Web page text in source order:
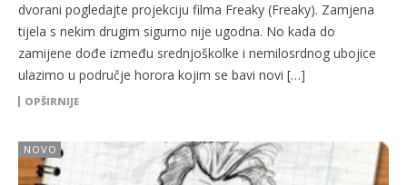
dvorani pogledajte projekciju filma Freaky (Freaky). Zamjena
tijela s nekim drugim sigurno nije ugodna. No kada do
zamijene dođe između srednjoškolke i nemilosrdnog ubojice
ulazimo u područje horora kojim se bavi novi […]
OPŠIRNIJE
NOVO